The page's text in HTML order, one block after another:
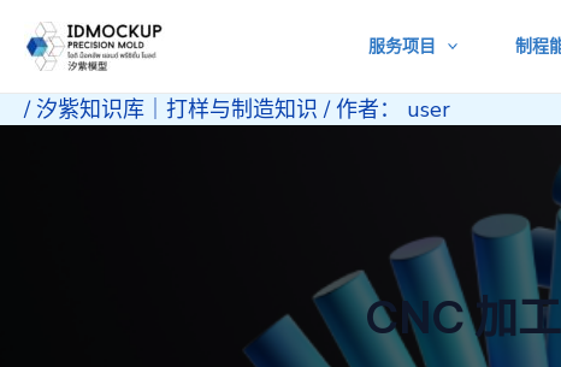
内
服务项目 制程
/汐紫知识库｜打样与制造知识 / 作者： user
CNC 加